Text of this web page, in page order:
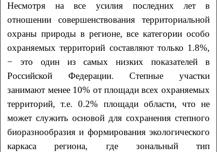
Несмотря на все усилия последних лет в
отношении совершенствования территориальной
охраны природы в регионе, все категории особо
охраняемых территорий составляют только 1.8%,
− это один из самых низких показателей в
Российской Федерации. Степные участки
занимают менее 10% от площади всех охраняемых
территорий, т.е. 0.2% площади области, что не
может служить основой для сохранения степного
биоразнообразия и формирования экологического
каркаса региона, где зональный тип